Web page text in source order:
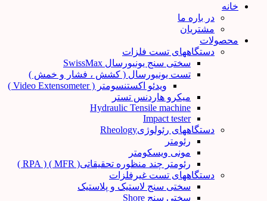
خانه
در باره ما
مشتریان
محصولات
دستگاههای تست فلزات
سختی سنج یونیورسال SwissMax
تست یونیورسال ( کشش ، فشار و خمش )
ویدئو اکستنسومتر ( Video Extensometer )
میکرو هاردنس تستر
Hydraulic Tensile machine
Impact tester
دستگاههای رئولوژیRheology
رئومتر
مونی ویسکومتر
رئومتر چند منظوره تحقیقاتی( MFR ) ( RPA )
دستگاههای تست غیرفلزات
سختی سنج لاستیک و پلاستیک
سختی سنج Shore